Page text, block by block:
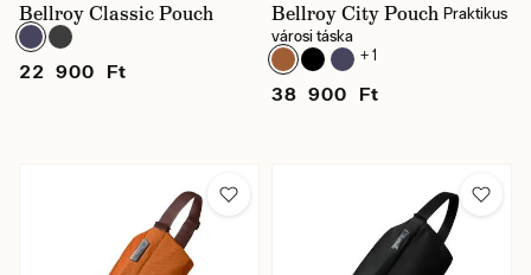
Bellroy Classic Pouch
22 900 Ft
Bellroy City Pouch Praktikus
városi táska
+ 1
38 900 Ft